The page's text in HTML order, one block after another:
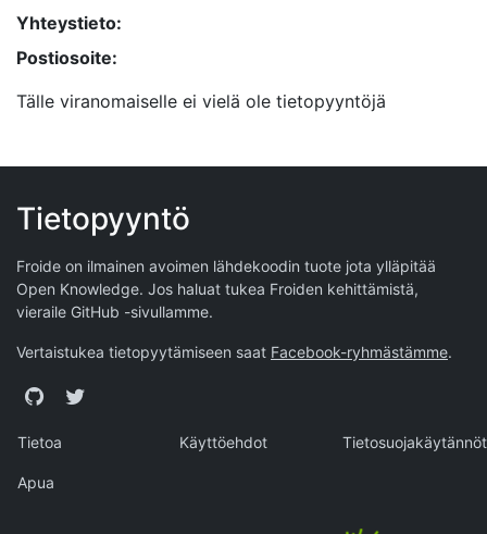
Yhteystieto:
Postiosoite:
Tälle viranomaiselle ei vielä ole tietopyyntöjä
Tietopyyntö
Froide on ilmainen avoimen lähdekoodin tuote jota ylläpitää
Open Knowledge. Jos haluat tukea Froiden kehittämistä,
vieraile GitHub -sivullamme.
Vertaistukea tietopyytämiseen saat Facebook-ryhmästämme.
GitHubTwitter
Tietoa Käyttöehdot Tietosuojakäytännöt
Apua